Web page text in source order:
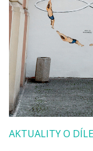
AKTUALITY O DÍLE